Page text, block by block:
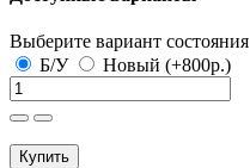
Выберите вариант состояния
Б/У
Новый (+800р.)
Купить